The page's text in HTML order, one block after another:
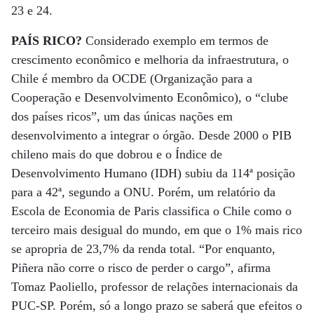
23 e 24.
PAÍS RICO? Considerado exemplo em termos de
crescimento econômico e melhoria da infraestrutura, o
Chile é membro da OCDE (Organização para a
Cooperação e Desenvolvimento Econômico), o “clube
dos países ricos”, um das únicas nações em
desenvolvimento a integrar o órgão. Desde 2000 o PIB
chileno mais do que dobrou e o Índice de
Desenvolvimento Humano (IDH) subiu da 114ª posição
para a 42ª, segundo a ONU. Porém, um relatório da
Escola de Economia de Paris classifica o Chile como o
terceiro mais desigual do mundo, em que o 1% mais rico
se apropria de 23,7% da renda total. “Por enquanto,
Piñera não corre o risco de perder o cargo”, afirma
Tomaz Paoliello, professor de relações internacionais da
PUC-SP. Porém, só a longo prazo se saberá que efeitos o